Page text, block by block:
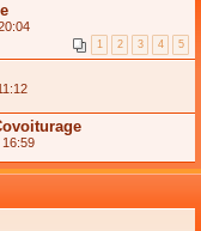
1 2 3 4 5
16:59